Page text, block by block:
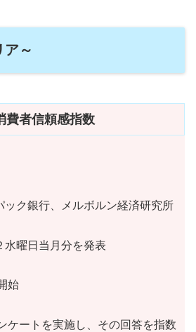
ア～
費者信頼感指数
ック銀行、メルボルン経済研究所
水曜日当月分を発表
始
ケートを実施し、その回答を指数